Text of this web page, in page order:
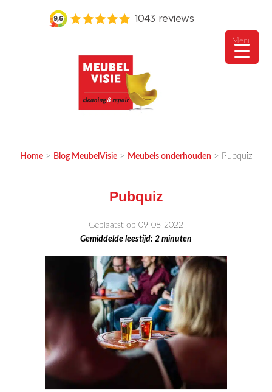
Home> Blog MeubelVisie> Meubels onderhouden > Pubquiz
Pubquiz
Geplaatst op 09-08-2022
Gemiddelde leestijd: 2 minuten
Menu